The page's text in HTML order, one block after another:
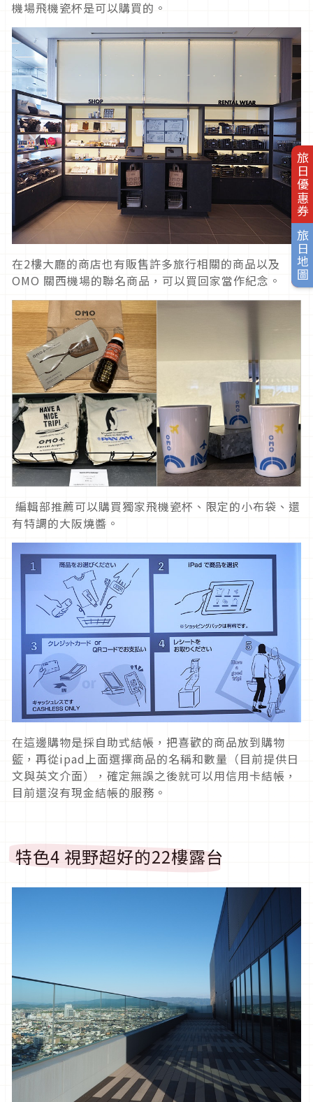
旅日優惠券
旅日地圖
機場飛機瓷杯是可以購買的。
在2樓大廳的商店也有販售許多旅行相關的商品以及
OMO 關西機場的聯名商品，可以買回家當作紀念。
編輯部推薦可以購買獨家飛機瓷杯、限定的小布袋、還
有特調的大阪燒醬。
在這邊購物是採自助式結帳，把喜歡的商品放到購物
籃，再從ipad上面選擇商品的名稱和數量（目前提供日
文與英文介面），確定無誤之後就可以用信用卡結帳，
目前還沒有現金結帳的服務。
特色4 視野超好的22樓露台